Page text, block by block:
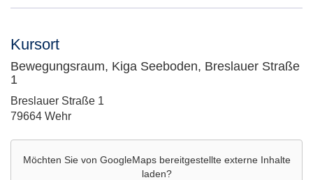
Kursort
Bewegungsraum, Kiga Seeboden, Breslauer Straße
1
Adresse:
Breslauer Straße 1
79664 Wehr
Möchten Sie von GoogleMapsbereitgestellte externe Inhalte
laden?